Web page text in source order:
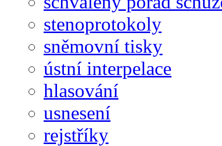
stenoprotokoly
sněmovní tisky
ústní interpelace
hlasování
usnesení
rejstříky